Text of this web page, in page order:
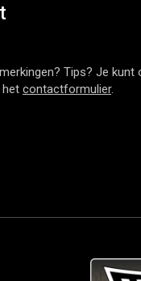
Tips? Je kunt
het contactformulier.